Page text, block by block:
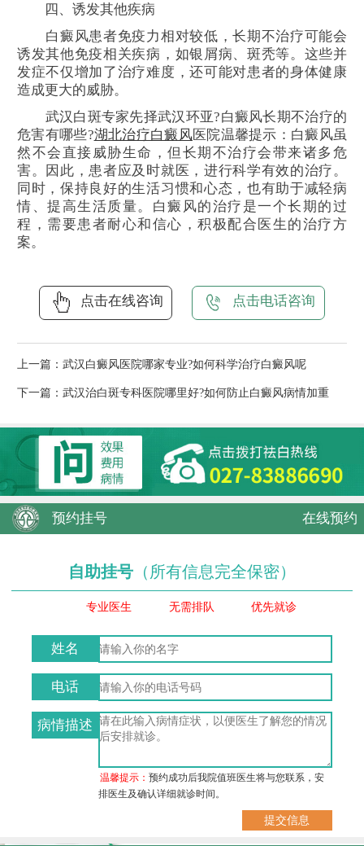
四、诱发其他疾病
白癜风患者免疫力相对较低，长期不治疗可能会
诱发其他免疫相关疾病，如银屑病、斑秃等。这些并
发症不仅增加了治疗难度，还可能对患者的身体健康
造成更大的威胁。
武汉白斑专家先择武汉环亚?白癜风长期不治疗的
危害有哪些?湖北治疗白癜风医院温馨提示：白癜风虽
然不会直接威胁生命，但长期不治疗会带来诸多危
害。因此，患者应及时就医，进行科学有效的治疗。
同时，保持良好的生活习惯和心态，也有助于减轻病
情、提高生活质量。白癜风的治疗是一个长期的过
程，需要患者耐心和信心，积极配合医生的治疗方
案。
点击在线咨询 点击电话咨询
上一篇： 武汉白癜风医院哪家专业?如何科学治疗白癜风呢
下一篇： 武汉治白斑专科医院哪里好?如何防止白癜风病情加重
预约挂号 在线预约
自助挂号 （所有信息完全保密）
专业医生 无需排队 优先就诊
姓名
电话
病情描述
温馨提示：预约成功后我院值班医生将与您联系，安
排医生及确认详细就诊时间。